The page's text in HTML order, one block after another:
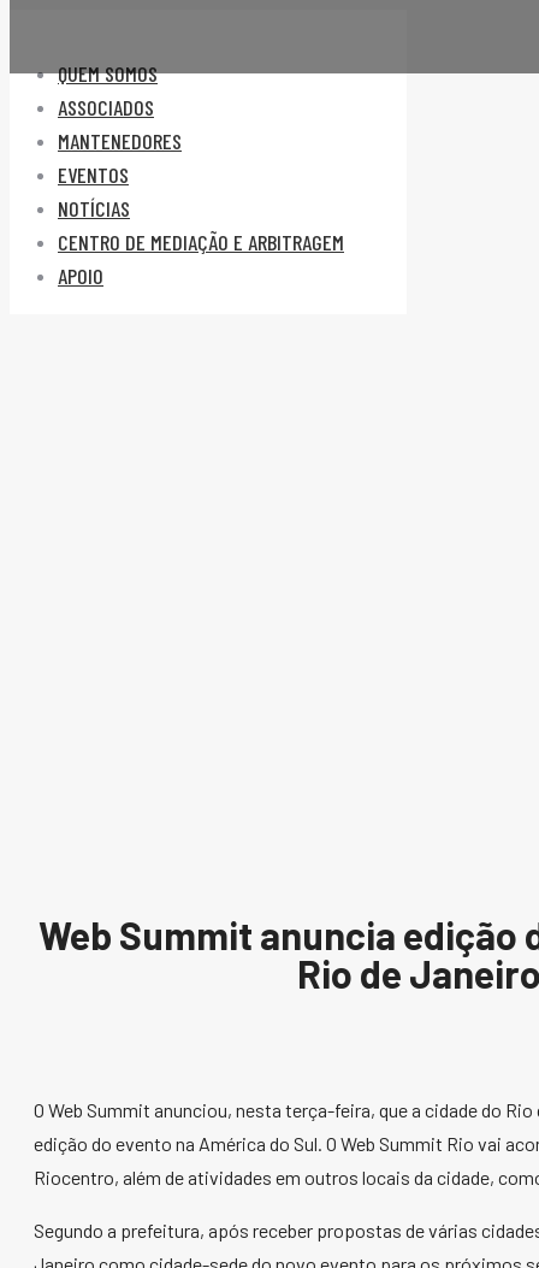
QUEM SOMOS
ASSOCIADOS
MANTENEDORES
EVENTOS
NOTÍCIAS
CENTRO DE MEDIAÇÃO E ARBITRAGEM
APOIO
Web Summit anuncia
Rio de
O Web Summit anunciou, nesta terça-feira, que a cidade do
edição do evento na América do Sul. O Web Summit Rio vai
Riocentro, além de atividades em outros locais da cidade,
Segundo a prefeitura, após receber propostas de várias